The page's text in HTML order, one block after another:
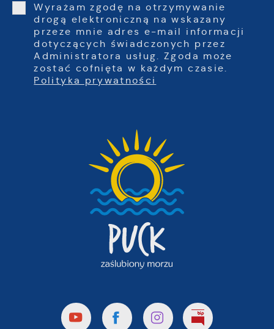
Wyrażam zgodę na otrzymywanie
drogą elektroniczną na wskazany
przeze mnie adres e-mail informacji
dotyczących świadczonych przez
Administratora usług. Zgoda może
zostać cofnięta w każdym czasie.
Polityka prywatności